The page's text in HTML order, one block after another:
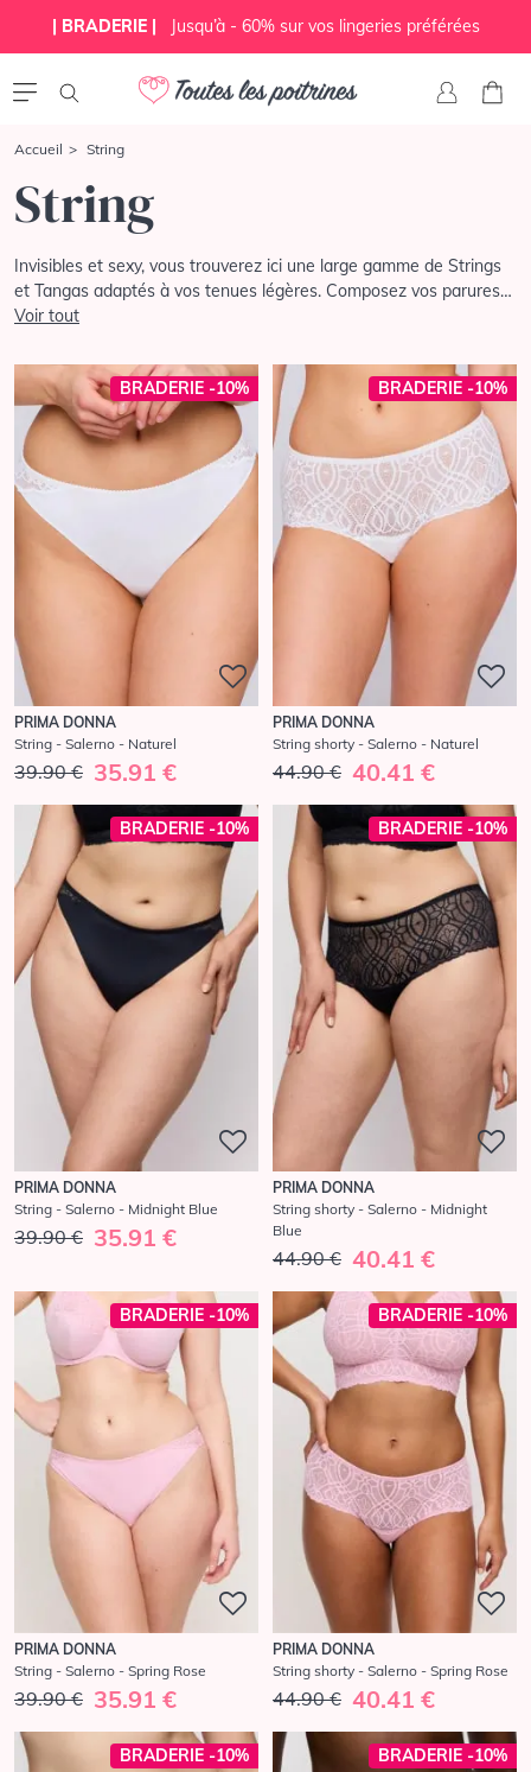
| BRADERIE | Jusqu’à - 60% sur vos lingeries préférées
Accueil String
String
Invisibles et sexy, vous trouverez ici une large gamme de Strings
et Tangas adaptés à vos tenues légères. Composez vos parures
de lingerie en choisissant des ensembles qui vous ressemblent,
Voir tout
BRADERIE -10%
PRIMA DONNA
String - Salerno - Naturel
39.90 € 35.91 €
BRADERIE -10%
PRIMA DONNA
String shorty - Salerno - Naturel
44.90 € 40.41 €
BRADERIE -10%
PRIMA DONNA
String - Salerno - Midnight Blue
39.90 € 35.91 €
BRADERIE -10%
PRIMA DONNA
String shorty - Salerno - Midnight
Blue
44.90 € 40.41 €
BRADERIE -10%
PRIMA DONNA
String - Salerno - Spring Rose
39.90 € 35.91 €
BRADERIE -10%
PRIMA DONNA
String shorty - Salerno - Spring Rose
44.90 € 40.41 €
BRADERIE -10% BRADERIE -10%